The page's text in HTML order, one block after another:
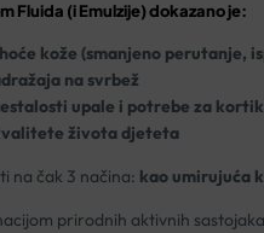
Fluida (i Emulzije) dokazano je:
kože (smanjeno perutanje,
na svrbež
upale i potrebe za
života djeteta
na čak 3 načina: kao umirujuća
prirodnih aktivnih